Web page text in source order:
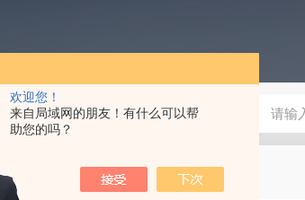
欢迎您！
来自局域网的朋友！有什么可以帮
助您的吗？
胶轮衬 托压轮矿用斜井巷道用 矿用本安型行程